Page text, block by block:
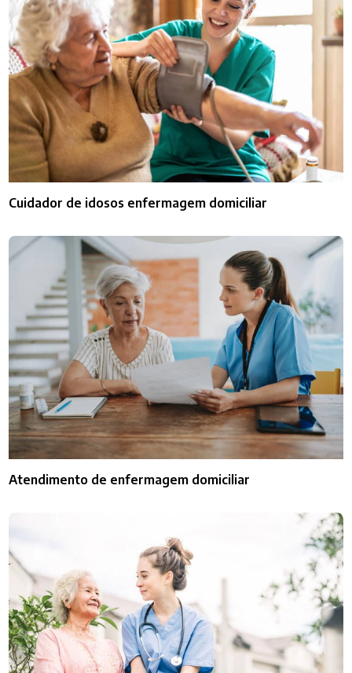
Cuidador de idosos enfermagem domiciliar
Atendimento de enfermagem domiciliar